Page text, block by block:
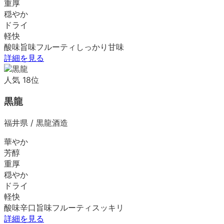
重厚
穏やか
ドライ
軽快
酸味旨味フルーティ しっかり 甘味
詳細を見る
人気 18位
黒龍
福井県 / 黒龍酒造
華やか
芳醇
重厚
穏やか
ドライ
軽快
酸味辛口 旨味フルーティ スッキリ
詳細を見る